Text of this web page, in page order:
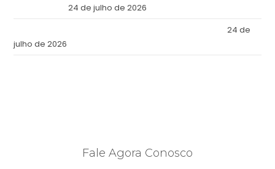
24 de julho de 2026
24 de
julho de 2026
Fale Agora Conosco